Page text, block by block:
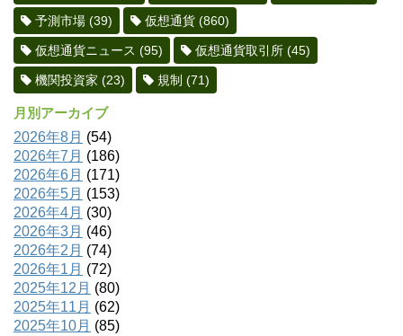
予測市場 (39) 仮想通貨 (860)
仮想通貨ニュース (95) 仮想通貨取引所 (45)
機関投資家 (23) 規制 (71)
月別アーカイブ
2026年8月 (54)
2026年7月 (186)
2026年6月 (171)
2026年5月 (153)
2026年4月 (30)
2026年3月 (46)
2026年2月 (74)
2026年1月 (72)
2025年12月 (80)
2025年11月 (62)
2025年10月 (85)